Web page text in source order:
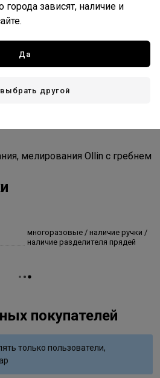
мелирования Ollin с гребнем
многоразовые / наличие ручки /
наличие разделителя прядей
покупателей
только пользователи,
города зависят, наличие и
Да
другой